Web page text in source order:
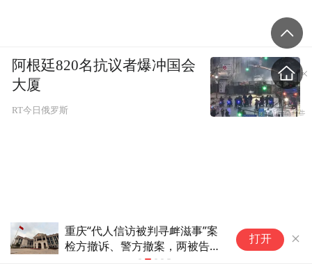
人信访被判寻衅滋事”案
、警方撤案，两被告人
得物旗下二手平台95
转数据被诉：终审判
打开
阿根廷820名抗议者爆冲国会
大厦
RT今日俄罗斯